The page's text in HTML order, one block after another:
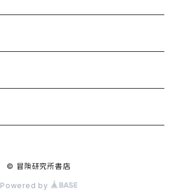
© 冒険研究所書店
Powered by